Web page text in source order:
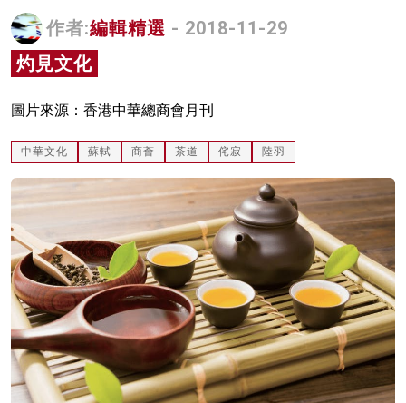
名家榜
灼見活動
作者:編輯精選 - 2018-11-29
灼見文化
圖片來源：香港中華總商會月刊
中華文化 蘇軾 商薈 茶道 侘寂 陸羽